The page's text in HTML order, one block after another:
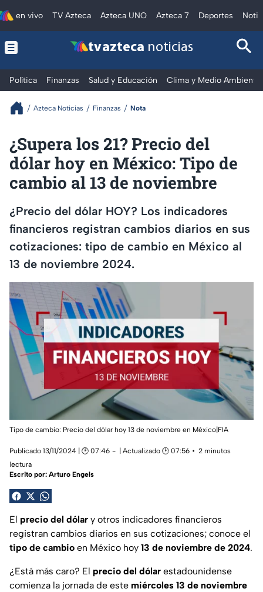
en vivo TV Azteca Azteca UNO Azteca 7 Deportes
tv azteca noticias
Política Finanzas Salud y Educación Clima y Medio Ambiente
Azteca Noticias Finanzas Nota
¿Supera los 21? Precio del
dólar hoy en México: Tipo de
cambio al 13 de noviembre
¿Precio del dólar HOY? Los indicadores
financieros registran cambios diarios en sus
cotizaciones: tipo de cambio en México al
13 de noviembre 2024.
Tipo de cambio: Precio del dólar hoy 13 de noviembre en México|FIA
Publicado 13/11/2024 | 🕑 07:46 | Actualizado 🕑 07:56
2 minutos
lectura
Escrito por: Arturo Engels
El precio del dólar y otros indicadores financieros
registran cambios diarios en sus cotizaciones; conoce el
tipo de cambio en México hoy 13 de noviembre de 2024.
¿Está más caro? El precio del dólar estadounidense
comienza la jornada de este miércoles 13 de noviembre